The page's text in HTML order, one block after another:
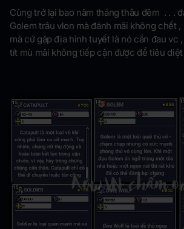
Cùng trở lại bao năm tháng thâu đêm . . .
Golem trâu vlon mà đánh mãi không chết
mà cứ gặp địa hình tuyết là nó cắn đau vc
tít mù mãi không tiếp cận được để tiêu diệt